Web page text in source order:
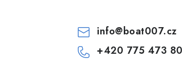
info@boat007.cz
+420 775 473